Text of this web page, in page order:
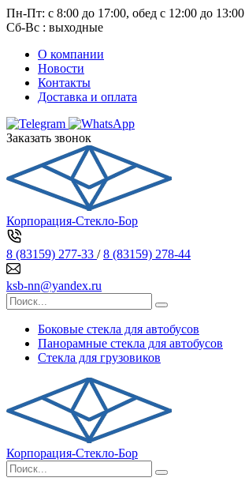
Пн-Пт: с 8:00 до 17:00, обед с 12:00 до 13:00
Сб-Вс : выходные
О компании
Новости
Контакты
Доставка и оплата
Заказать звонок
Корпорация-Стекло-Бор
8 (83159) 277-33 /8 (83159) 278-44
ksb-nn@yandex.ru
Боковые стекла для автобусов
Панорамные стекла для автобусов
Стекла для грузовиков
Корпорация-Стекло-Бор